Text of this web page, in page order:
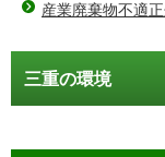
産業廃棄物不適
三重の環境